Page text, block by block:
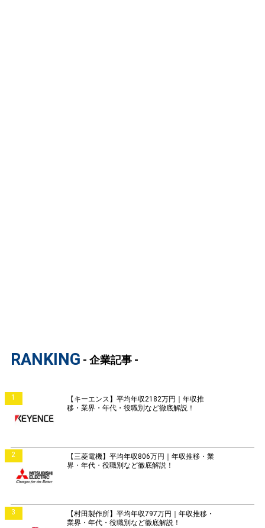
RANKING - 企業記事 -
1
【キーエンス】平均年収2182万円｜年収推
移・業界・年代・役職別など徹底解説！
2
【三菱電機】平均年収806万円｜年収推移・業
界・年代・役職別など徹底解説！
3
【村田製作所】平均年収797万円｜年収推移・
業界・年代・役職別など徹底解説！